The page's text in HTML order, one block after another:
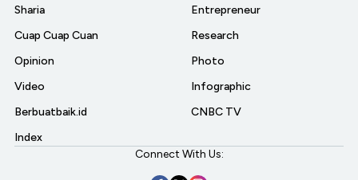
Sharia
Cuap Cuap Cuan
Opinion
Video
Berbuatbaik.id
Index
Entrepreneur
Research
Photo
Infographic
CNBC TV
Connect With Us: